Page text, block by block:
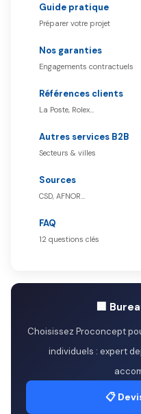
Guide pratique
Préparer votre projet
Nos garanties
Engagements contractuels
Références clients
La Poste, Rolex…
Autres services B2B
Secteurs & villes
Sources
CSD, AFNOR…
FAQ
12 questions clés
🏢
Choisissez Proconcept
individuels : expert
📋